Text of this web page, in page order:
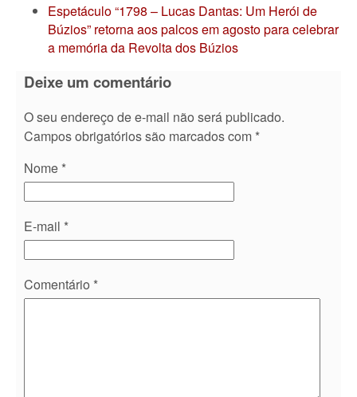
Espetáculo “1798 – Lucas Dantas: Um Herói de
Búzios” retorna aos palcos em agosto para celebrar
a memória da Revolta dos Búzios
Deixe um comentário
O seu endereço de e-mail não será publicado.
Campos obrigatórios são marcados com *
Nome *
E-mail *
Comentário *